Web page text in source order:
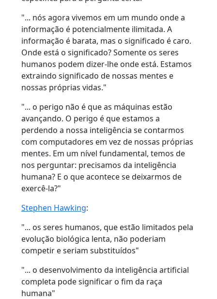
"... nós agora vivemos em um mundo onde a
informação é potencialmente ilimitada. A
informação é barata, mas o significado é caro.
Onde está o significado? Somente os seres
humanos podem dizer-lhe onde está. Estamos
extraindo significado de nossas mentes e
nossas próprias vidas."
"... o perigo não é que as máquinas estão
avançando. O perigo é que estamos a
perdendo a nossa inteligência se contarmos
com computadores em vez de nossas próprias
mentes. Em um nível fundamental, temos de
nos perguntar: precisamos da inteligência
humana? E o que acontece se deixarmos de
exercê-la?"
Stephen Hawking:
"... os seres humanos, que estão limitados pela
evolução biológica lenta, não poderiam
competir e seriam substituídos"
"... o desenvolvimento da inteligência artificial
completa pode significar o fim da raça
humana"